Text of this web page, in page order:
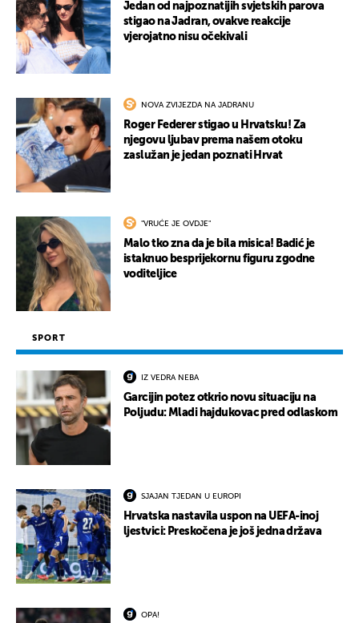
Jedan od najpoznatijih svjetskih parova
stigao na Jadran, ovakve reakcije
vjerojatno nisu očekivali
NOVA ZVIJEZDA NA JADRANU
Roger Federer stigao u Hrvatsku! Za
njegovu ljubav prema našem otoku
zaslužan je jedan poznati Hrvat
"VRUĆE JE OVDJE"
Malo tko zna da je bila misica! Badić je
istaknuo besprijekornu figuru zgodne
voditeljice
SPORT
IZ VEDRA NEBA
Garcijin potez otkrio novu situaciju na
Poljudu: Mladi hajdukovac pred odlaskom
SJAJAN TJEDAN U EUROPI
Hrvatska nastavila uspon na UEFA-inoj
ljestvici: Preskočena je još jedna država
OPA!